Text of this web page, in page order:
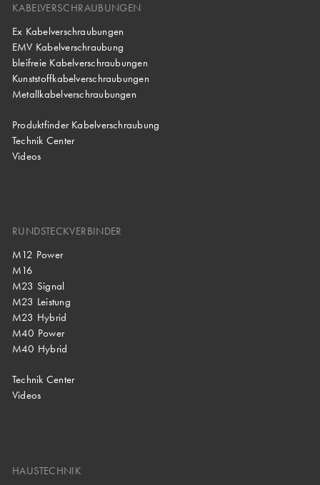
KABELVERSCHRAUBUNGEN
Ex Kabelverschraubungen
EMV Kabelverschraubung
bleifreie Kabelverschraubungen
Kunststoffkabelverschraubungen
Metallkabelverschraubungen
Produktfinder Kabelverschraubung
Technik Center
Videos
RUNDSTECKVERBINDER
M12 Power
M16
M23 Signal
M23 Leistung
M23 Hybrid
M40 Power
M40 Hybrid
Technik Center
Videos
HAUSTECHNIK